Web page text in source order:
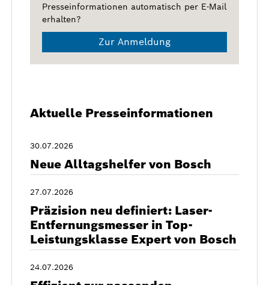
Presseinformationen automatisch per E-Mail
erhalten?
Zur Anmeldung
Aktuelle Presseinformationen
30.07.2026
Neue Alltagshelfer von Bosch
27.07.2026
Präzision neu definiert: Laser-
Entfernungsmesser in Top-
Leistungsklasse Expert von Bosch
24.07.2026